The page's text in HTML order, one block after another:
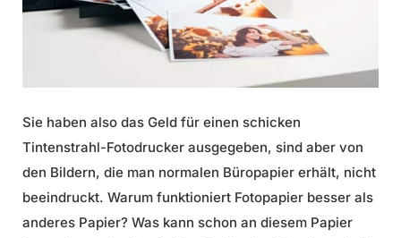
Sie haben also das Geld für einen schicken
Tintenstrahl-Fotodrucker ausgegeben, sind aber von
den Bildern, die man normalen Büropapier erhält, nicht
beeindruckt. Warum funktioniert Fotopapier besser als
anderes Papier? Was kann schon an diesem Papier